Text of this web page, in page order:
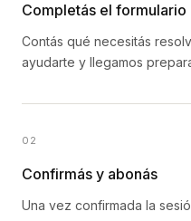
Completás el formulario
Contás qué necesitás
ayudarte y llegamos
02
Confirmás y abonás
Una vez confirmada la